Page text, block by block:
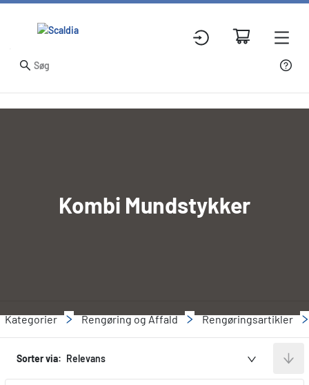
Kombi Mundstykker
Kategorier Rengøring og Affald Rengøringsartikler
Sorter via: Relevans